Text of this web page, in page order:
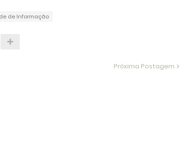
de Informação
Próxima Postagem